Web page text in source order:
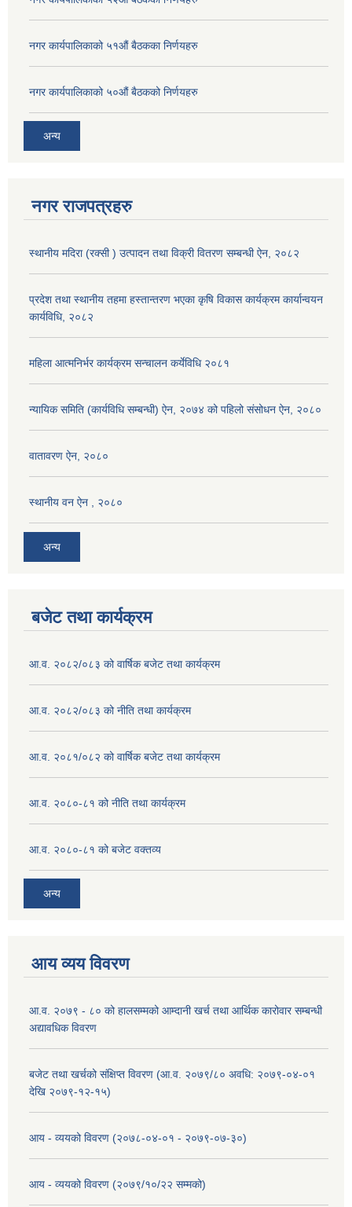
नगर कार्यपालिकाको ५१औं बैठकका निर्णयहरु
नगर कार्यपालिकाको ५०औं बैठकको निर्णयहरु
अन्य
नगर राजपत्रहरु
स्थानीय मदिरा (रक्सी ) उत्पादन तथा विक्री वितरण सम्बन्धी ऐन, २०८२
प्रदेश तथा स्थानीय तहमा हस्तान्तरण भएका कृषि विकास कार्यक्रम कार्यान्वयन
कार्यविधि, २०८२
महिला आत्मनिर्भर कार्यक्रम सन्चालन कर्येविधि २०८१
न्यायिक समिति (कार्यविधि सम्बन्धी) ऐन, २०७४ को पहिलो संसोधन ऐन, २०८०
वातावरण ऐन, २०८०
स्थानीय वन ऐन , २०८०
अन्य
बजेट तथा कार्यक्रम
आ.व. २०८२/०८३ को वार्षिक बजेट तथा कार्यक्रम
आ.व. २०८२/०८३ को नीति तथा कार्यक्रम
आ.व. २०८१/०८२ को वार्षिक बजेट तथा कार्यक्रम
आ.व. २०८०-८१ को नीति तथा कार्यक्रम
आ.व. २०८०-८१ को बजेट वक्तव्य
अन्य
आय व्यय विवरण
आ.व. २०७९ - ८० को हालसम्मको आम्दानी खर्च तथा आर्थिक कारोवार सम्बन्धी
अद्यावधिक विवरण
बजेट तथा खर्चको संक्षिप्त विवरण (आ.व. २०७९/८० अवधि: २०७९-०४-०१
देखि २०७९-१२-१५)
आय - व्ययको विवरण (२०७८-०४-०१ - २०७९-०७-३०)
आय - व्ययको विवरण (२०७९/१०/२२ सम्मको)